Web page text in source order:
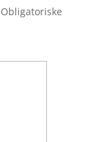
Obligatoriske